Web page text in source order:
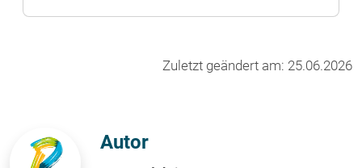
Zuletzt geändert am: 25.06.2026
Autor